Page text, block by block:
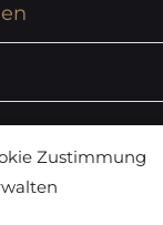
Zustimmung